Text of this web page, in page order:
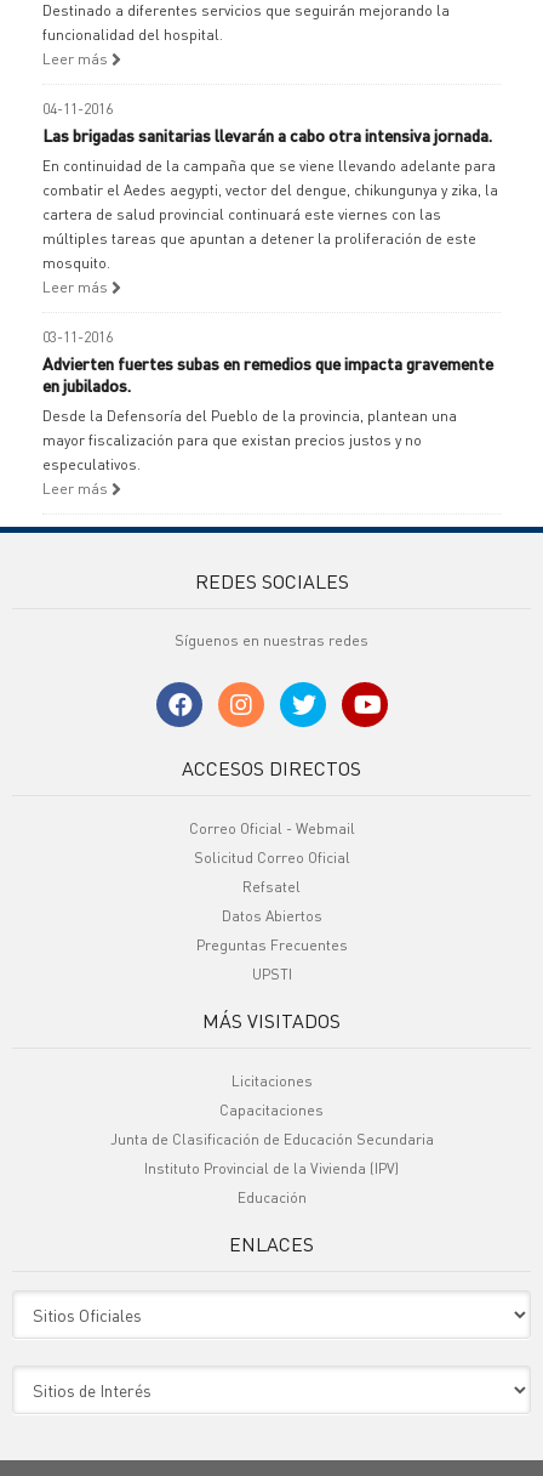
Destinado a diferentes servicios que seguirán mejorando la
funcionalidad del hospital.
Leer más
04-11-2016
Las brigadas sanitarias llevarán a cabo otra intensiva jornada.
En continuidad de la campaña que se viene llevando adelante para
combatir el Aedes aegypti, vector del dengue, chikungunya y zika, la
cartera de salud provincial continuará este viernes con las
múltiples tareas que apuntan a detener la proliferación de este
mosquito.
Leer más
03-11-2016
Advierten fuertes subas en remedios que impacta gravemente
en jubilados.
Desde la Defensoría del Pueblo de la provincia, plantean una
mayor fiscalización para que existan precios justos y no
especulativos.
Leer más
REDES SOCIALES
Síguenos en nuestras redes
ACCESOS DIRECTOS
Correo Oficial - Webmail
Solicitud Correo Oficial
Refsatel
Datos Abiertos
Preguntas Frecuentes
UPSTI
MÁS VISITADOS
Licitaciones
Capacitaciones
Junta de Clasificación de Educación Secundaria
Instituto Provincial de la Vivienda (IPV)
Educación
ENLACES